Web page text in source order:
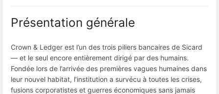
Présentation générale
Crown & Ledger est l’un des trois piliers bancaires de Sicard
— et le seul encore entièrement dirigé par des humains.
Fondée lors de l’arrivée des premières vagues humaines dans
leur nouvel habitat, l’institution a survécu à toutes les crises,
fusions corporatistes et guerres économiques sans jamais